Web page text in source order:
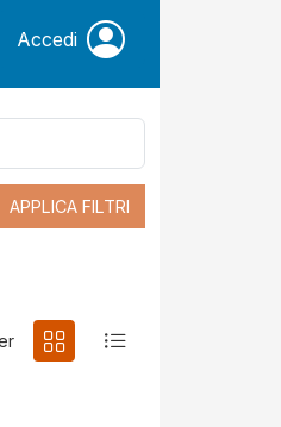
Accedi
APPLICA FILTRI